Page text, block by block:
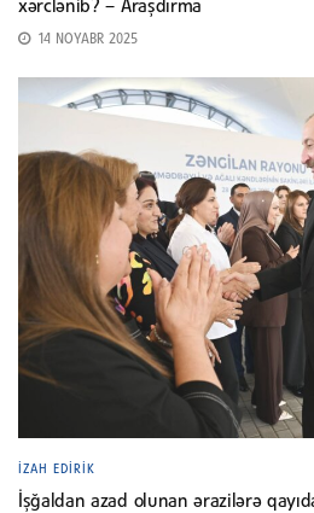
xərclənib? – Araşdırma
14 NOYABR 2025
İZAH EDIRIK
İşğaldan azad olunan ərazilərə